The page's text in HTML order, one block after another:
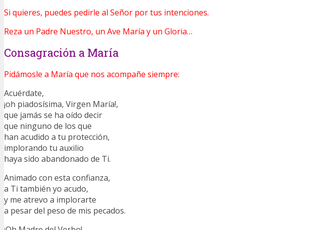
Si quieres, puedes pedirle al Señor por tus intenciones.
Reza un Padre Nuestro, un Ave María y un Gloria…
Consagración a María
Pidámosle a María que nos acompañe siempre:
Acuérdate,
¡oh piadosísima, Virgen María!,
que jamás se ha oído decir
que ninguno de los que
han acudido a tu protección,
implorando tu auxilio
haya sido abandonado de Ti.
Animado con esta confianza,
a Ti también yo acudo,
y me atrevo a implorarte
a pesar del peso de mis pecados.